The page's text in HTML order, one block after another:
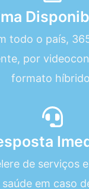
todo o país,
por
formato
de serviços
em caso